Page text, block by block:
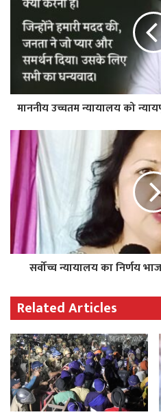
माननीय उच्चतम न्यायालय को
सर्वोच्च न्यायालय का निर्णय
Related Articles